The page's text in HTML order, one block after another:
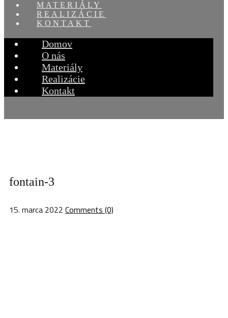
MATERIÁLY
REALIZÁCIE
KONTAKT
Domov
O nás
Materiály
Realizácie
Kontakt
fontain-3
15. marca 2022 Comments (0)